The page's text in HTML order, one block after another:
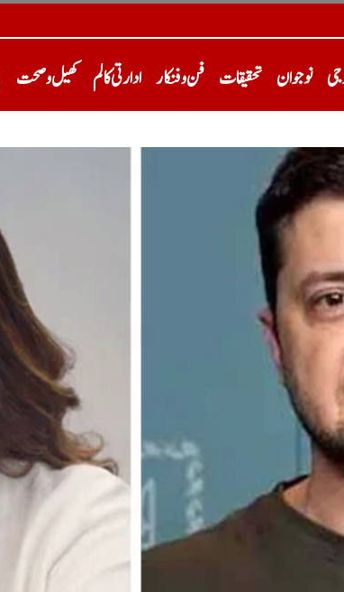
کھیل و صحت ادارتی کالم فن و فنکار تحقیقات نوجوان